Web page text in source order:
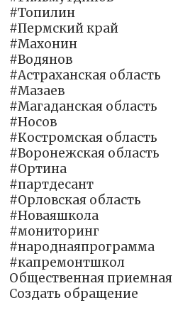
#Топилин
#Пермский край
#Махонин
#Водянов
#Астраханская область
#Мазаев
#Магаданская область
#Носов
#Костромская область
#Воронежская область
#Ортина
#партдесант
#Орловская область
#Новаяшкола
#мониторинг
#народнаяпрограмма
#капремонтшкол
Общественная приемная
Создать обращение